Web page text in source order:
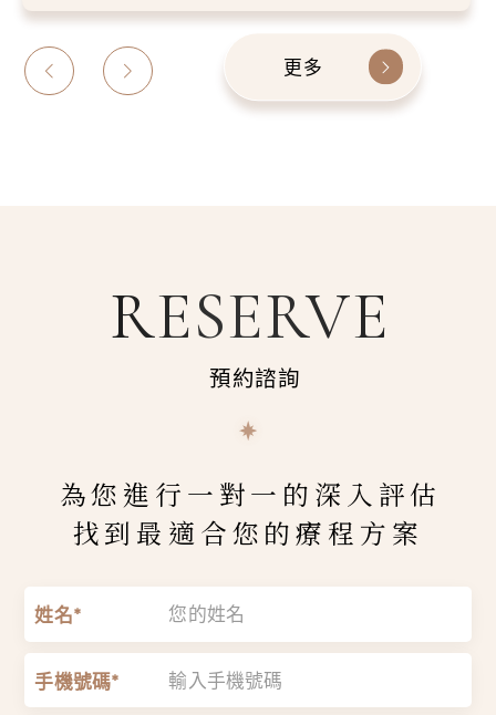
更多
RESERVE
預約諮詢
為您進行一對一的深入評估
找到最適合您的療程方案
姓名*
手機號碼*